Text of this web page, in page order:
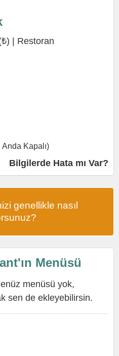
| Restoran
Kapalı)
Bilgilerde Hata mı Var?
genellikle nasıl
Menüsü
menüsü yok,
sen de ekleyebilirsin.